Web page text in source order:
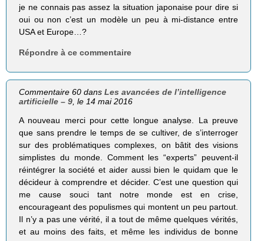
je ne connais pas assez la situation japonaise pour dire si
oui ou non c’est un modèle un peu à mi-distance entre
USA et Europe…?
Répondre à ce commentaire
Commentaire 60 dansLes avancées de l’intelligence
artificielle – 9 , le 14 mai 2016
A nouveau merci pour cette longue analyse. La preuve
que sans prendre le temps de se cultiver, de s’interroger
sur des problématiques complexes, on bâtit des visions
simplistes du monde. Comment les “experts” peuvent-il
réintégrer la société et aider aussi bien le quidam que le
décideur à comprendre et décider. C’est une question qui
me cause souci tant notre monde est en crise,
encourageant des populismes qui montent un peu partout.
Il n’y a pas une vérité, il a tout de même quelques vérités,
et au moins des faits, et même les individus de bonne